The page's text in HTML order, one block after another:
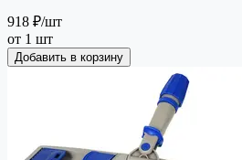
918 ₽/шт
от 1 шт
Добавить в корзину